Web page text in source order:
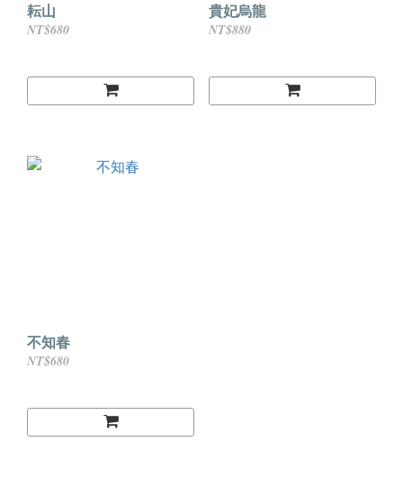
耘山
NT$680
貴妃烏龍
NT$880
不知春
NT$680